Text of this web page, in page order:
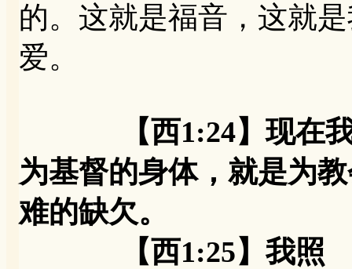
的。这就是福音，这就
爱。
【西1:24】现在
为基督的身体，就是为
难的缺欠。
【西1:25】我照 神